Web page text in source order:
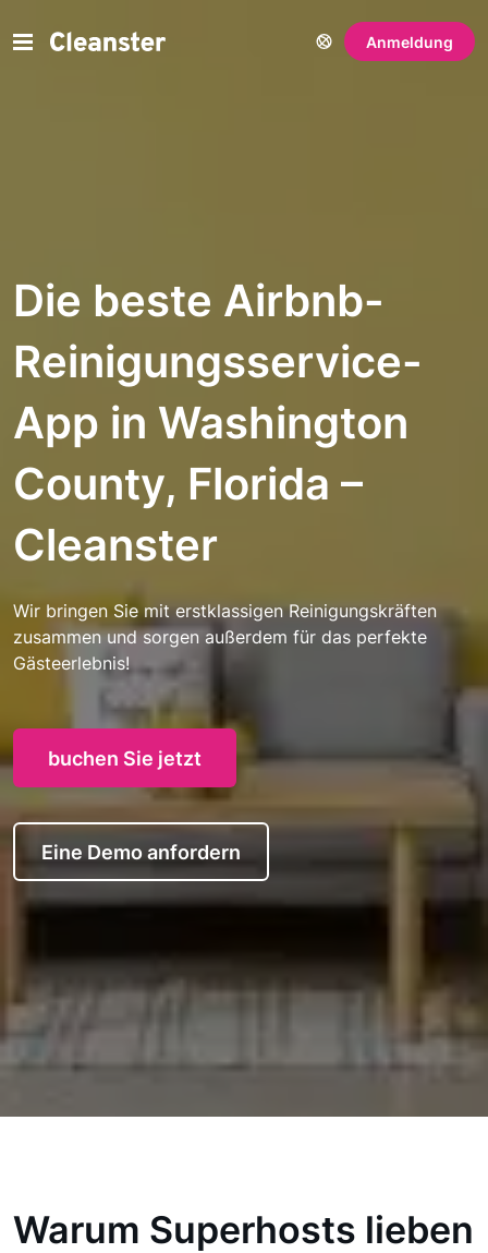
Anmeldung
Die beste Airbnb-
Reinigungsservice-
App in Washington
County, Florida –
Cleanster
Wir bringen Sie mit erstklassigen Reinigungskräften
zusammen und sorgen außerdem für das perfekte
Gästeerlebnis!
buchen Sie jetzt
Eine Demo anfordern
Warum Superhosts lieben